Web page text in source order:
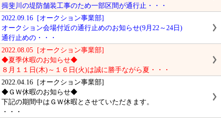
揖斐川の堤防舗装工事のため一部区間が通行止・・・
2022.09.16 [オークション事業部]
オークション会場付近の通行止めのお知らせ(9月22～24日)
通行止めの・・・
2022.08.05 [オークション事業部]
◆夏季休暇のお知らせ◆
８月１１日(木)～１６日(火)は誠に勝手ながら夏・・・
2022.04.16 [オークション事業部]
◆ＧＷ休暇のお知らせ◆
下記の期間中はＧＷ休暇とさせていただきます。
・・・